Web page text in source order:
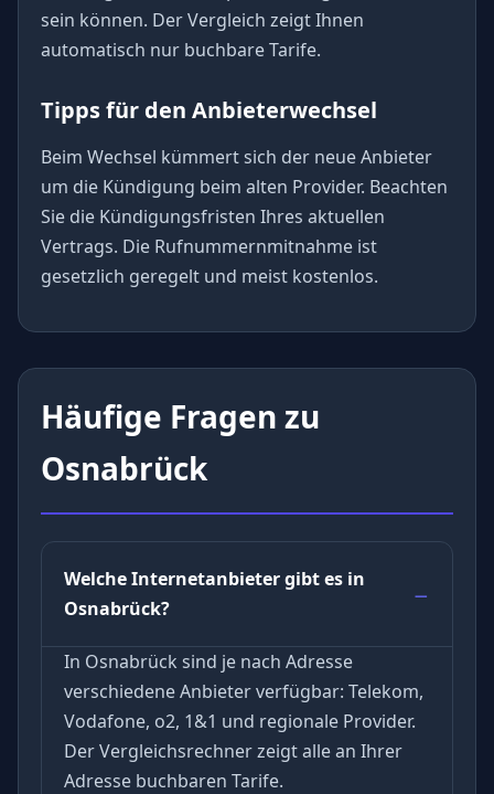
sein können. Der Vergleich zeigt Ihnen
automatisch nur buchbare Tarife.
Tipps für den Anbieterwechsel
Beim Wechsel kümmert sich der neue Anbieter
um die Kündigung beim alten Provider. Beachten
Sie die Kündigungsfristen Ihres aktuellen
Vertrags. Die Rufnummernmitnahme ist
gesetzlich geregelt und meist kostenlos.
Häufige Fragen zu
Osnabrück
Welche Internetanbieter gibt es in
Osnabrück?
In Osnabrück sind je nach Adresse
verschiedene Anbieter verfügbar: Telekom,
Vodafone, o2, 1&1 und regionale Provider.
Der Vergleichsrechner zeigt alle an Ihrer
Adresse buchbaren Tarife.